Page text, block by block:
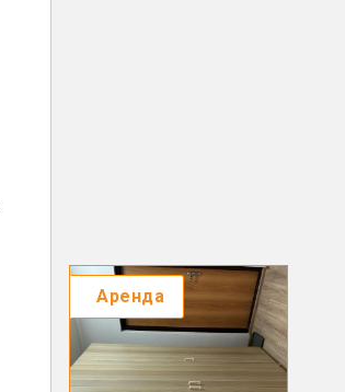
Аренда